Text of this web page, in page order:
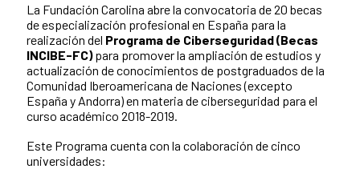
La Fundación Carolina abre la convocatoria de 20 becas
de especialización profesional en España para la
realización del Programa de Ciberseguridad (Becas
INCIBE-FC)para promover la ampliación de estudios y
actualización de conocimientos de postgraduados de la
Comunidad Iberoamericana de Naciones (excepto
España y Andorra) en materia de ciberseguridad para el
curso académico 2018-2019.
Este Programa cuenta con la colaboración de cinco
universidades: